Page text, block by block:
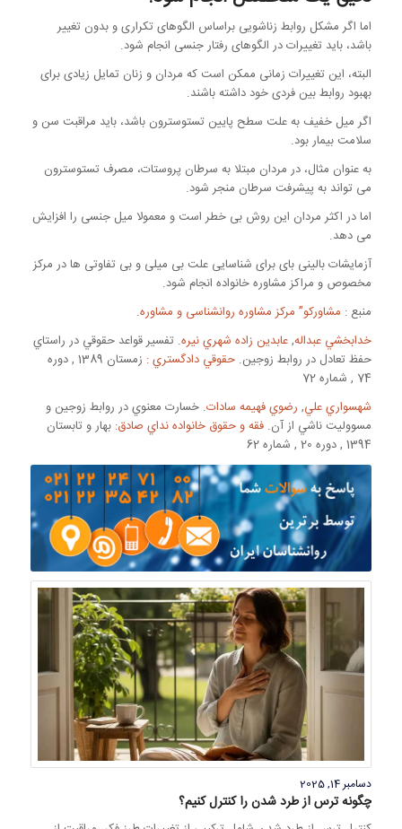
اما اگر مشکل روابط زناشویی براساس الگوهای تکراری و بدون تغییر
باشد، باید تغییرات در الگوهای رفتار جنسی انجام شود.
البته، این تغییرات زمانی ممکن است که مردان و زنان تمایل زیادی برای
بهبود روابط بین فردی خود داشته باشند.
اگر میل خفیف به علت سطح پایین تستوسترون باشد، باید مراقبت سن و
سلامت بیمار بود.
به عنوان مثال، در مردان مبتلا به سرطان پروستات، مصرف تستوسترون
می تواند به پیشرفت سرطان منجر شود.
اما در اکثر مردان این روش بی خطر است و معمولا میل جنسی را افزایش
می دهد.
آزمایشات بالینی بای برای شناسایی علت بی میلی و بی تفاوتی ها در مرکز
مخصوص و مراکز مشاوره خانواده انجام شود.
منبع : مشاورکو” مرکز مشاوره روانشناسی و مشاوره.
خدابخشي عبداله,عابدين زاده شهري نيره. تفسير قواعد حقوقي در راستاي
حفظ تعادل در روابط زوجين. حقوقي دادگستري :
زمستان 1389 , دوره
74 , شماره 72
شهسواري علي,رضوي فهيمه سادات. خسارت معنوي در روابط زوجين و
مسووليت ناشي از آن. فقه و حقوق خانواده نداي صادق: بهار و تابستان
1394 , دوره 20 , شماره 62
دسامبر 14, 2025
چگونه ترس از طرد شدن را کنترل کنیم؟